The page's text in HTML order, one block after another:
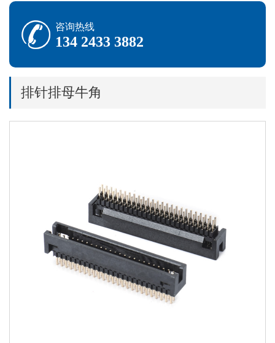
咨询热线
134 2433 3882
排针排母牛角